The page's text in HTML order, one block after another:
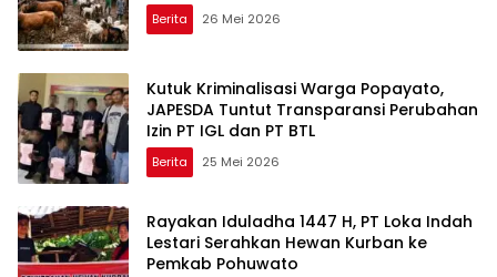
Berita 26 Mei 2026
Kutuk Kriminalisasi Warga Popayato,
JAPESDA Tuntut Transparansi Perubahan
Izin PT IGL dan PT BTL
Berita 25 Mei 2026
Rayakan Iduladha 1447 H, PT Loka Indah
Lestari Serahkan Hewan Kurban ke
Pemkab Pohuwato